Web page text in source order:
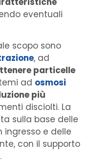
eventuali
scopo sono
, ad
particelle
ad osmosi
più
disciolti. La
sulla base delle
ingresso e delle
con il supporto
.